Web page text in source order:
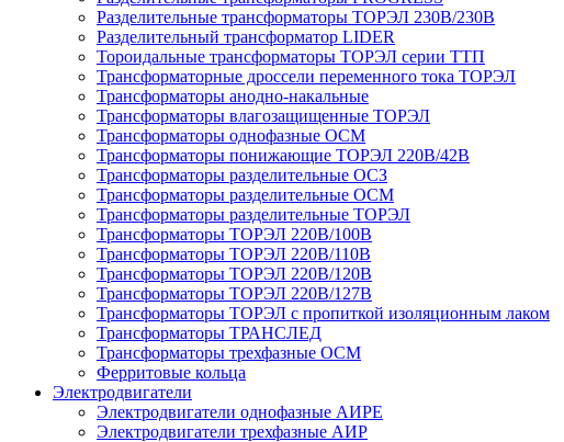
Разделительные трансформаторы ТОРЭЛ 230В/230В
Разделительный трансформатор LIDER
Тороидальные трансформаторы ТОРЭЛ серии ТТП
Трансформаторные дроссели переменного тока ТОРЭЛ
Трансформаторы анодно-накальные
Трансформаторы влагозащищенные ТОРЭЛ
Трансформаторы однофазные ОСМ
Трансформаторы понижающие ТОРЭЛ 220В/42В
Трансформаторы разделительные ОСЗ
Трансформаторы разделительные ОСМ
Трансформаторы разделительные ТОРЭЛ
Трансформаторы ТОРЭЛ 220В/100В
Трансформаторы ТОРЭЛ 220В/110В
Трансформаторы ТОРЭЛ 220В/120В
Трансформаторы ТОРЭЛ 220В/127В
Трансформаторы ТОРЭЛ с пропиткой изоляционным лаком
Трансформаторы ТРАНСЛЕД
Трансформаторы трехфазные ОСМ
Ферритовые кольца
Электродвигатели
Электродвигатели однофазные АИРЕ
Электродвигатели трехфазные АИР